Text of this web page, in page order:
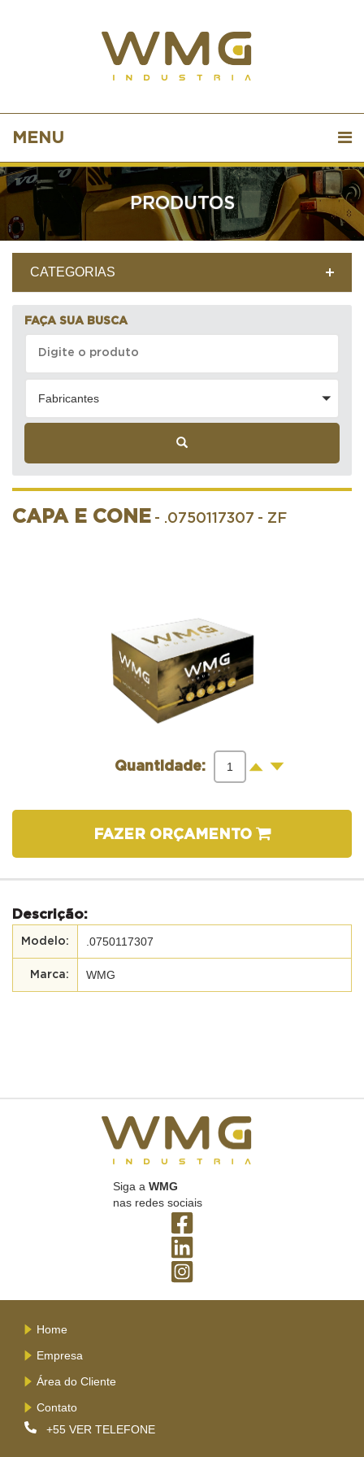
MENU
PRODUTOS
CATEGORIAS
FAÇA SUA BUSCA
Fabricantes
CAPA E CONE - .0750117307 - ZF
Quantidade: + -
FAZER ORÇAMENTO
Descrição:
.0750117307
WMG
Siga a WMG
nas redes sociais
Home
Empresa
Área do Cliente
Contato
+55 VER TELEFONE